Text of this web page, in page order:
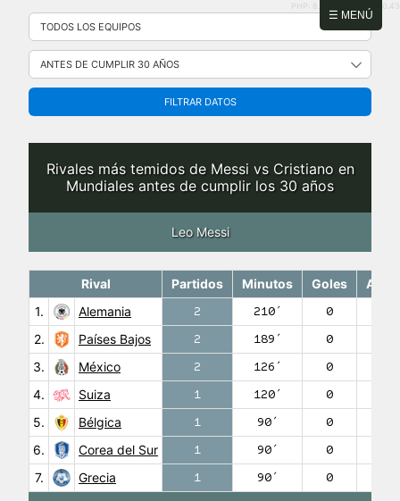
☰ MENÚ
Saltar
contenido
PHP: 8.2.31 | MySQL: 8.0.43
FILTRAR DATOS
Rivales más temidos de Messi vs Cristiano en
Mundiales antes de cumplir los 30 años
Leo Messi
Rival Partidos Minutos Goles
1.
Alemania 2 210′ 0
2.
Países Bajos 2 189′ 0
3.
México 2 126′ 0
4.
Suiza 1 120′ 0
5.
Bélgica 1 90′ 0
6.
Corea del Sur 1 90′ 0
7.
Grecia 1 90′ 0